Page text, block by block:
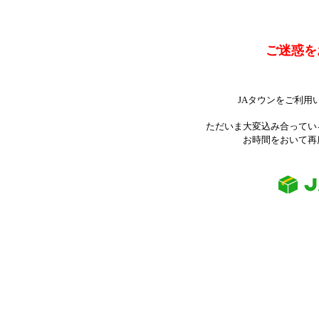
ご迷惑
JAタウンをご利用
ただいま大変込み合って
お時間をおいて